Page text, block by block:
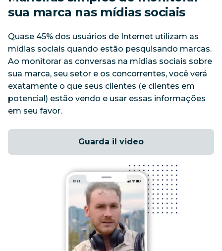
sua marca nas mídias sociais
Quase 45% dos usuários de Internet utilizam as
mídias sociais quando estão pesquisando marcas.
Ao monitorar as conversas na mídias sociais sobre
sua marca, seu setor e os concorrentes, você verá
exatamente o que seus clientes (e clientes em
potencial) estão vendo e usar essas informações
em seu favor.
Guarda il video